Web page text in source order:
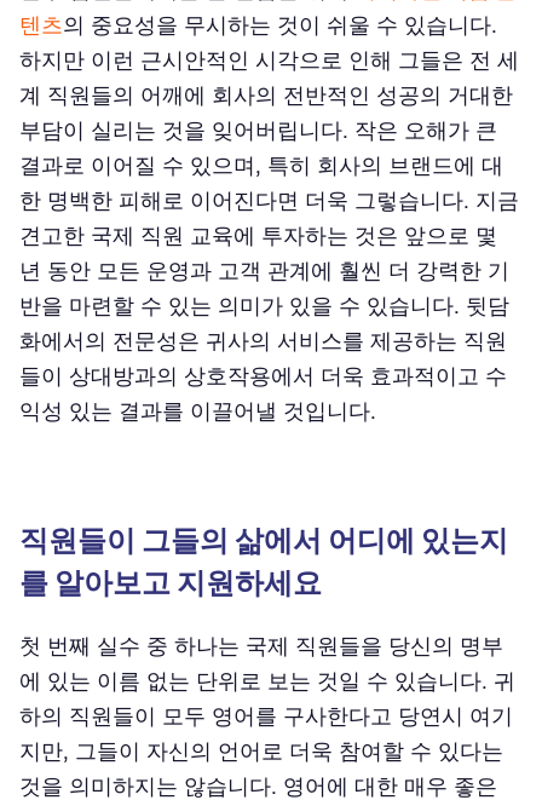
텐츠의 중요성을 무시하는 것이 쉬울 수 있습니다.
하지만 이런 근시안적인 시각으로 인해 그들은 전 세
계 직원들의 어깨에 회사의 전반적인 성공의 거대한
부담이 실리는 것을 잊어버립니다. 작은 오해가 큰
결과로 이어질 수 있으며, 특히 회사의 브랜드에 대
한 명백한 피해로 이어진다면 더욱 그렇습니다. 지금
견고한 국제 직원 교육에 투자하는 것은 앞으로 몇
년 동안 모든 운영과 고객 관계에 훨씬 더 강력한 기
반을 마련할 수 있는 의미가 있을 수 있습니다. 뒷담
화에서의 전문성은 귀사의 서비스를 제공하는 직원
들이 상대방과의 상호작용에서 더욱 효과적이고 수
익성 있는 결과를 이끌어낼 것입니다.
직원들이 그들의 삶에서 어디에 있는지
를 알아보고 지원하세요
첫 번째 실수 중 하나는 국제 직원들을 당신의 명부
에 있는 이름 없는 단위로 보는 것일 수 있습니다. 귀
하의 직원들이 모두 영어를 구사한다고 당연시 여기
지만, 그들이 자신의 언어로 더욱 참여할 수 있다는
것을 의미하지는 않습니다. 영어에 대한 매우 좋은